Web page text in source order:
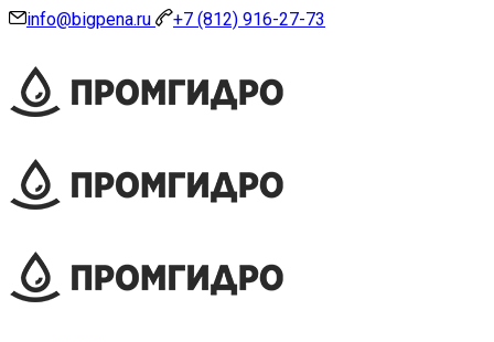
info@bigpena.ru +7 (812) 916-27-73